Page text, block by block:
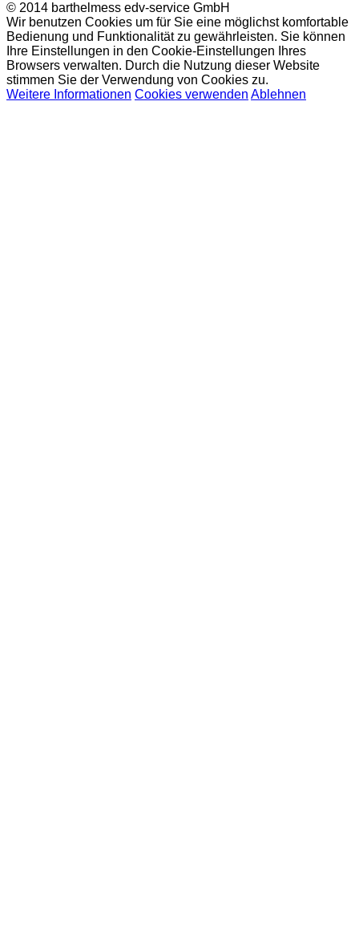
© 2014 barthelmess edv-service GmbH
Wir benutzen Cookies um für Sie eine möglichst komfortable
Bedienung und Funktionalität zu gewährleisten. Sie können
Ihre Einstellungen in den Cookie-Einstellungen Ihres
Browsers verwalten. Durch die Nutzung dieser Website
stimmen Sie der Verwendung von Cookies zu.
Weitere Informationen Cookies verwenden Ablehnen